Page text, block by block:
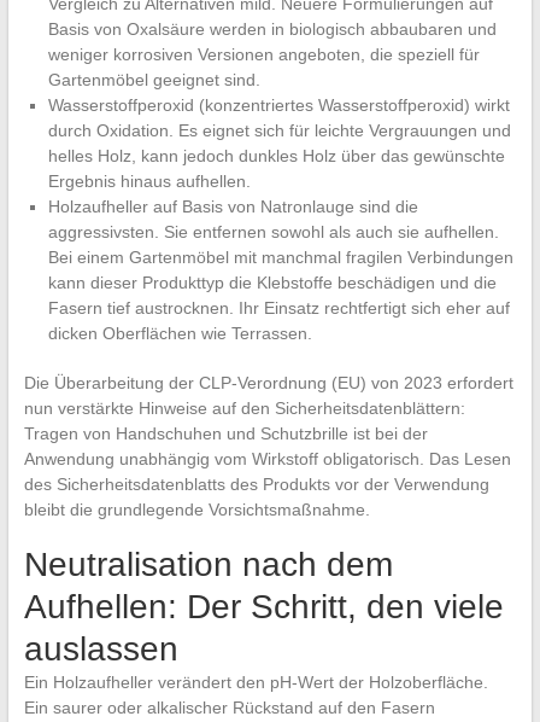
Basis von Oxalsäure werden in biologisch abbaubaren und
weniger korrosiven Versionen angeboten, die speziell für
Gartenmöbel geeignet sind.
Wasserstoffperoxid (konzentriertes Wasserstoffperoxid) wirkt
durch Oxidation. Es eignet sich für leichte Vergrauungen und
helles Holz, kann jedoch dunkles Holz über das gewünschte
Ergebnis hinaus aufhellen.
Holzaufheller auf Basis von Natronlauge sind die
aggressivsten. Sie entfernen sowohl als auch sie aufhellen.
Bei einem Gartenmöbel mit manchmal fragilen Verbindungen
kann dieser Produkttyp die Klebstoffe beschädigen und die
Fasern tief austrocknen. Ihr Einsatz rechtfertigt sich eher auf
dicken Oberflächen wie Terrassen.
Die Überarbeitung der CLP-Verordnung (EU) von 2023 erfordert
nun verstärkte Hinweise auf den Sicherheitsdatenblättern:
Tragen von Handschuhen und Schutzbrille ist bei der
Anwendung unabhängig vom Wirkstoff obligatorisch. Das Lesen
des Sicherheitsdatenblatts des Produkts vor der Verwendung
bleibt die grundlegende Vorsichtsmaßnahme.
Neutralisation nach dem
Aufhellen: Der Schritt, den viele
auslassen
Ein Holzaufheller verändert den pH-Wert der Holzoberfläche.
Ein saurer oder alkalischer Rückstand auf den Fasern